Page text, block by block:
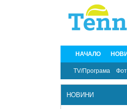
НАЧАЛО
TV/Програма
НОВИНИ